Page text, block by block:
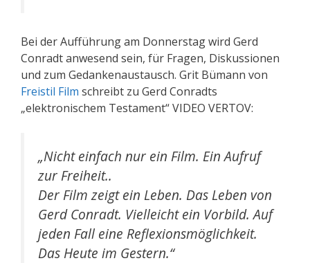
Bei der Aufführung am Donnerstag wird Gerd
Conradt anwesend sein, für Fragen, Diskussionen
und zum Gedankenaustausch. Grit Bümann von
Freistil Film schreibt zu Gerd Conradts
„elektronischem Testament“ VIDEO VERTOV:
„Nicht einfach nur ein Film. Ein Aufruf
zur Freiheit..
Der Film zeigt ein Leben. Das Leben von
Gerd Conradt. Vielleicht ein Vorbild. Auf
jeden Fall eine Reflexionsmöglichkeit.
Das Heute im Gestern.“